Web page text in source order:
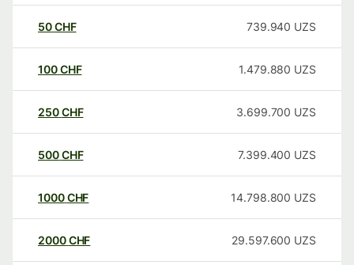
50CHF 739.940 UZS
100CHF 1.479.880 UZS
250CHF 3.699.700 UZS
500CHF 7.399.400 UZS
1000CHF 14.798.800 UZS
2000CHF 29.597.600 UZS